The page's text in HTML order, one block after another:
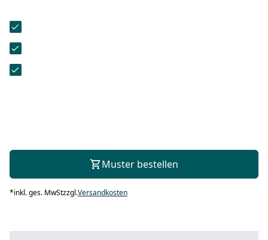
Muster bestellen
*inkl. ges. MwStzzgl.Versandkosten